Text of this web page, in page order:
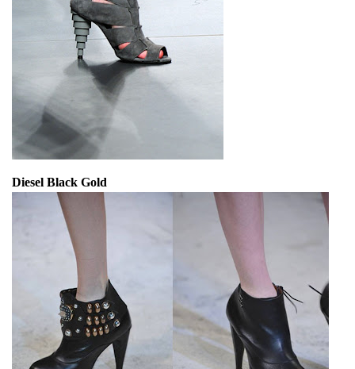
Diesel Black Gold